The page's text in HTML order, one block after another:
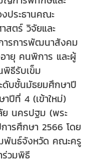
ประธานคณะ
สตร์ วิจัยและ
ารการพัฒนาสังคม
ายุ คนพิการ และผู้
พิธีรับเข็ม
ดับชั้นมัธยมศึกษาปี
ปีที่ 4 (เข้าใหม่)
ย นครปฐม (พระ
ารศึกษา 2566 โดย
พันธ์จังหวัด คณะครู
ร่วมพิธี